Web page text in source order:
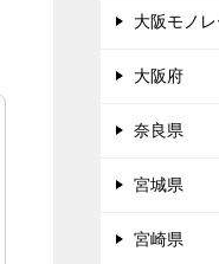
大阪モノ
大阪府
奈良県
宮城県
宮崎県